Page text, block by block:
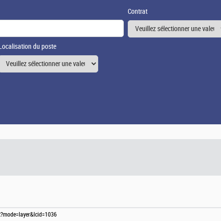
Contrat
du poste